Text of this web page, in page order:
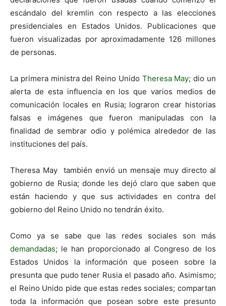
escándalo del kremlin con respecto a las elecciones
presidenciales en Estados Unidos. Publicaciones que
fueron visualizadas por aproximadamente 126 millones
de personas.
La primera ministra del Reino Unido Theresa May; dio un
alerta de esta influencia en los que varios medios de
comunicación locales en Rusia; lograron crear historias
falsas e imágenes que fueron manipuladas con la
finalidad de sembrar odio y polémica alrededor de las
instituciones del país.
Theresa May también envió un mensaje muy directo al
gobierno de Rusia; donde les dejó claro que saben que
están haciendo y que sus actividades en contra del
gobierno del Reino Unido no tendrán éxito.
Como ya se sabe que las redes sociales son más
demandadas; le han proporcionado al Congreso de los
Estados Unidos la información que poseen sobre la
presunta que pudo tener Rusia el pasado año. Asimismo;
el Reino Unido pide que estas redes sociales; compartan
toda la información que posean sobre este presunto